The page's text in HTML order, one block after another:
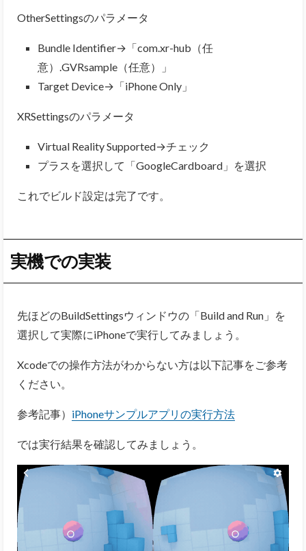
OtherSettingsのパラメータ
Bundle Identifier→「com.xr-hub（任
意）.GVRsample（任意）」
Target Device→「iPhone Only」
XRSettingsのパラメータ
Virtual Reality Supported→チェック
プラスを選択して「GoogleCardboard」を選択
これでビルド設定は完了です。
実機での実装
先ほどのBuildSettingsウィンドウの「Build and Run」を
選択して実際にiPhoneで実行してみましょう。
Xcodeでの操作方法がわからない方は以下記事をご参考
ください。
参考記事） iPhoneサンプルアプリの実行方法
では実行結果を確認してみましょう。